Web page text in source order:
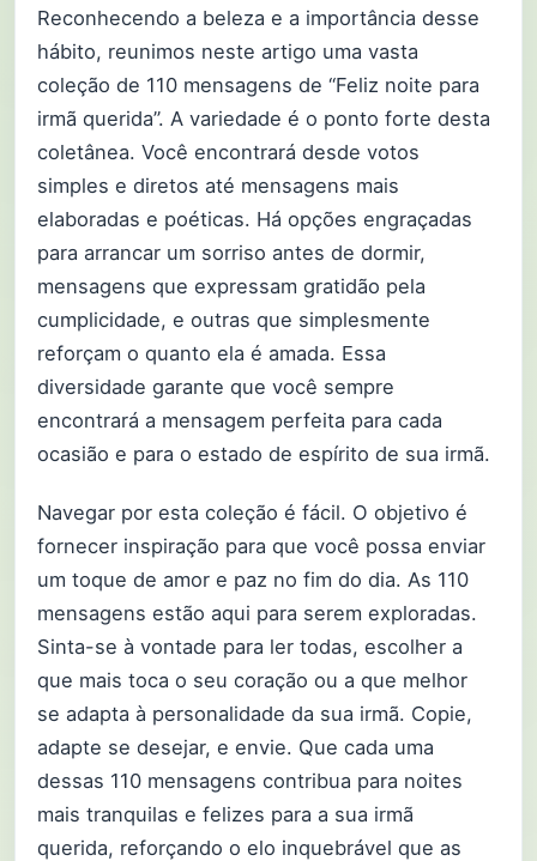
Reconhecendo a beleza e a importância desse
hábito, reunimos neste artigo uma vasta
coleção de 110 mensagens de “Feliz noite para
irmã querida”. A variedade é o ponto forte desta
coletânea. Você encontrará desde votos
simples e diretos até mensagens mais
elaboradas e poéticas. Há opções engraçadas
para arrancar um sorriso antes de dormir,
mensagens que expressam gratidão pela
cumplicidade, e outras que simplesmente
reforçam o quanto ela é amada. Essa
diversidade garante que você sempre
encontrará a mensagem perfeita para cada
ocasião e para o estado de espírito de sua irmã.
Navegar por esta coleção é fácil. O objetivo é
fornecer inspiração para que você possa enviar
um toque de amor e paz no fim do dia. As 110
mensagens estão aqui para serem exploradas.
Sinta-se à vontade para ler todas, escolher a
que mais toca o seu coração ou a que melhor
se adapta à personalidade da sua irmã. Copie,
adapte se desejar, e envie. Que cada uma
dessas 110 mensagens contribua para noites
mais tranquilas e felizes para a sua irmã
querida, reforçando o elo inquebrável que as